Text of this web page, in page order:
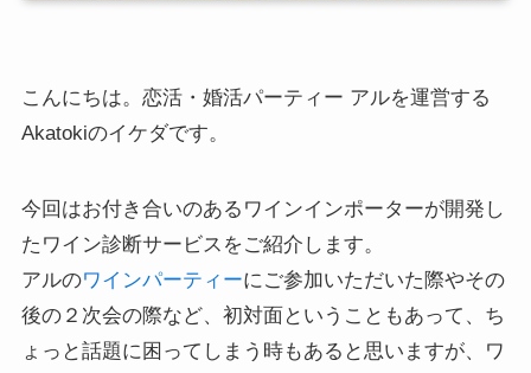
こんにちは。恋活・婚活パーティー アルを運営する
Akatokiのイケダです。
今回はお付き合いのあるワインインポーターが開発し
たワイン診断サービスをご紹介します。
アルのワインパーティーにご参加いただいた際やその
後の２次会の際など、初対面ということもあって、ち
ょっと話題に困ってしまう時もあると思いますが、ワ